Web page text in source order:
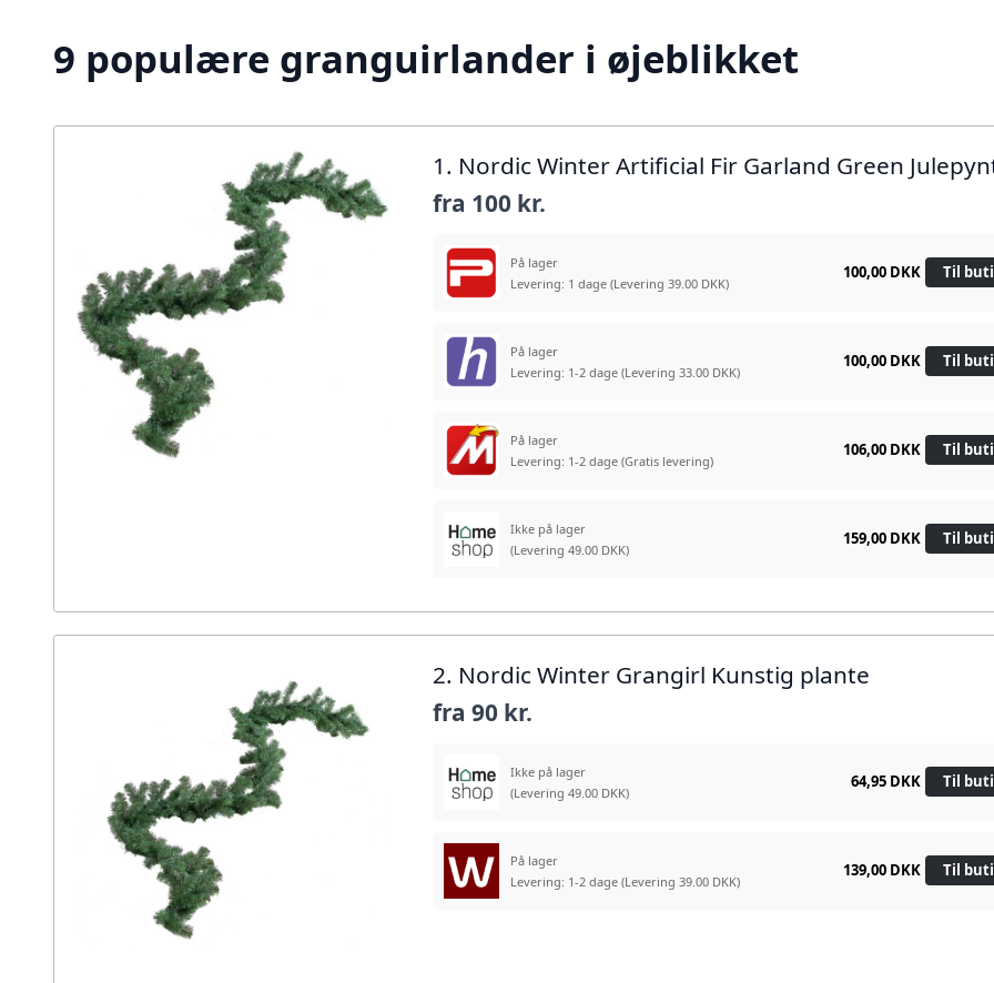
9 populære granguirlander i øjeblikket
1. Nordic Winter Artificial Fir Garland Green
fra 100 kr.
På lager
Levering: 1 dage(Levering 39.00 DKK)
100,00 DKK Til
På lager
Levering: 1-2 dage(Levering 33.00 DKK)
100,00 DKK Til
På lager
Levering: 1-2 dage(Gratis levering)
106,00 DKK Til
Ikke på lager
(Levering 49.00 DKK)
159,00 DKK Til
2. Nordic Winter Grangirl Kunstig plante
fra90 kr.
Ikke på lager
(Levering 49.00 DKK)
64,95 DKK Til
På lager
Levering: 1-2 dage(Levering 39.00 DKK)
139,00 DKK Til